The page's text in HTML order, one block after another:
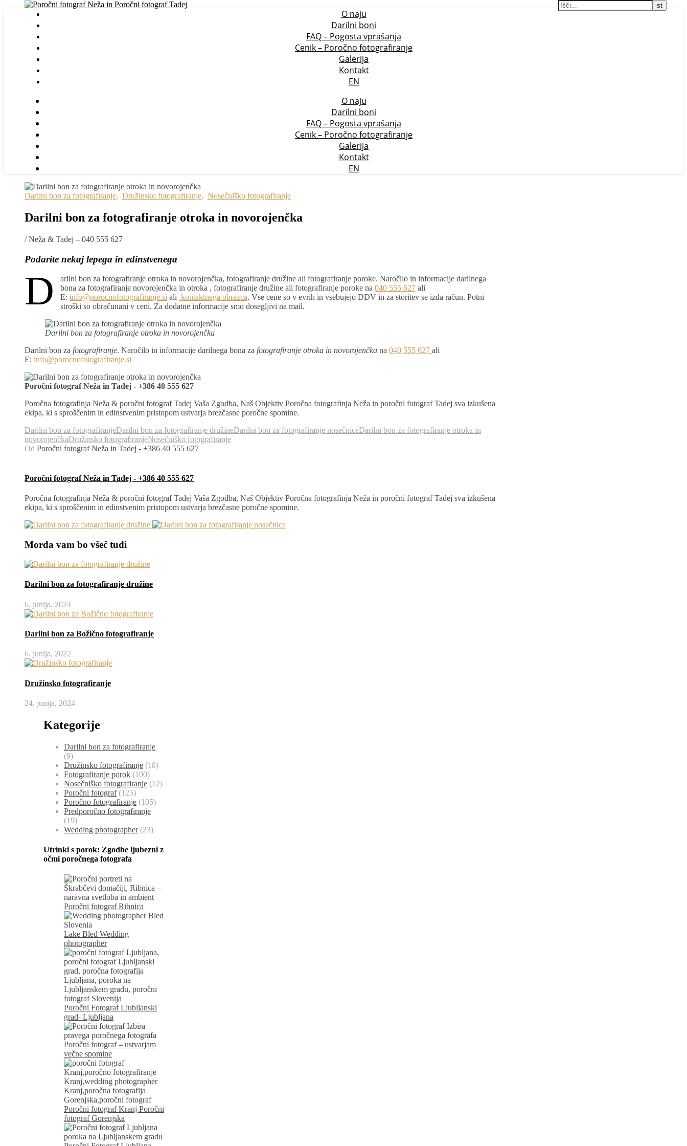
O naju
Darilni boni
FAQ – Pogosta vprašanja
Cenik – Poročno fotografiranje
Galerija
Kontakt
EN
O naju
Darilni boni
FAQ – Pogosta vprašanja
Cenik – Poročno fotografiranje
Galerija
Kontakt
EN
Darilni bon za fotografiranje, Družinsko fotografiranje, Nosečniško fotografiranje
Darilni bon za fotografiranje otroka in novorojenčka
/Neža & Tadej – 040 555 627
Podarite nekaj lepega in edinstvenega
D
arilni bon za fotografiranje otroka in novorojenčka, fotografiranje družine ali fotografiranje poroke. Naročilo in informacije darilnega
bona za fotografiranje novorojenčka in otroka , fotografiranje družine ali fotografiranje poroke na 040 555 627 ali
E: info@porocnofotografiranje.si ali kontaktnega obrazca. Vse cene so v evrih in vsebujejo DDV in za storitev se izda račun. Potni
stroški so obračunani v ceni. Za dodatne informacije smo dosegljivi na mail.
Darilni bon za fotografiranje otroka in novorojenčka
Darilni bon za fotografiranje. Naročilo in informacije darilnega bona za fotografiranje otroka in novorojenčka na 040 555 627 ali
E: info@porocnofotografiranje.si
Poročni fotograf Neža in Tadej - +386 40 555 627
Poročna fotografinja Neža & poročni fotograf Tadej Vaša Zgodba, Naš Objektiv Poročna fotografinja Neža in poročni fotograf Tadej sva izkušena
ekipa, ki s sproščenim in edinstvenim pristopom ustvarja brezčasne poročne spomine.
Darilni bon za fotografiranjeDarilni bon za fotografiranje družineDarilni bon za fotografiranje nosečniceDarilni bon za fotografiranje otroka in
novorojenčkaDružinsko fotografiranjeNosečniško fotografiranje
Od Poročni fotograf Neža in Tadej - +386 40 555 627
Poročni fotograf Neža in Tadej - +386 40 555 627
Poročna fotografinja Neža & poročni fotograf Tadej Vaša Zgodba, Naš Objektiv Poročna fotografinja Neža in poročni fotograf Tadej sva izkušena
ekipa, ki s sproščenim in edinstvenim pristopom ustvarja brezčasne poročne spomine.
Morda vam bo všeč tudi
Darilni bon za fotografiranje družine
6. junija, 2024
Darilni bon za Božično fotografiranje
6. junija, 2022
Družinsko fotografiranje
24. junija, 2024
Kategorije
Darilni bon za fotografiranje
(9)
Družinsko fotografiranje (18)
Fotografiranje porok (100)
Nosečniško fotografiranje (12)
Poročni fotograf(125)
Poročno fotografiranje (105)
Predporočno fotografiranje
(19)
Wedding photographer(23)
Utrinki s porok: Zgodbe ljubezni z
očmi poročnega fotografa
Poročni fotograf Ribnica
Lake Bled Wedding
photographer
Poročni Fotograf Ljubljanski
grad- Ljubljana
Poročni fotograf – ustvarjam
večne spomine
Poročni fotograf Kranj Poročni
fotograf Gorenjska